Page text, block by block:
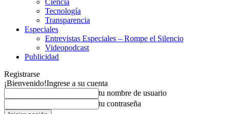
Ciencia
Tecnología
Transparencia
Especiales
Entrevistas Especiales – Rompe el Silencio
Videopodcast
Publicidad
Registrarse
¡Bienvenido!Ingrese a su cuenta
tu nombre de usuario
tu contraseña